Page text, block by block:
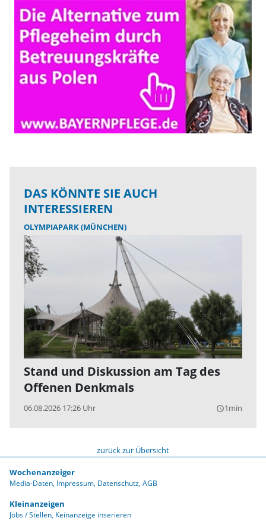
DAS KÖNNTE SIE AUCH
INTERESSIEREN
OLYMPIAPARK (MÜNCHEN)
Stand und Diskussion am Tag des
Offenen Denkmals
06.08.2026 17:26 Uhr query_builder1min
zurück zur Übersicht
Wochenanzeiger
Media-Daten Impressum Datenschutz AGB
Kleinanzeigen
Jobs / Stellen Keinanzeige inserieren